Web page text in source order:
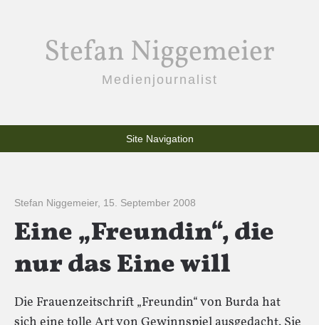
Stefan Niggemeier
Medienjournalist
Site Navigation
Stefan Niggemeier, 15. September 2008
Eine „Freundin“, die
nur das Eine will
Die Frauenzeitschrift „Freundin“ von Burda hat